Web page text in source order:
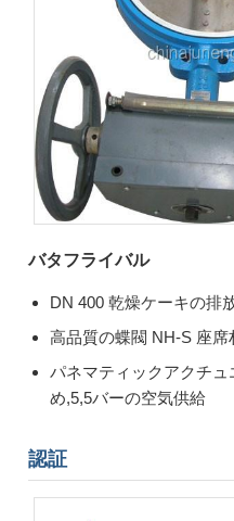
バタフライバル
DN 400 乾燥ケーキの排
高品質の蝶閥 NH-S 座席
パネマティックアクチ
め,5,5バーの空気供給
認証